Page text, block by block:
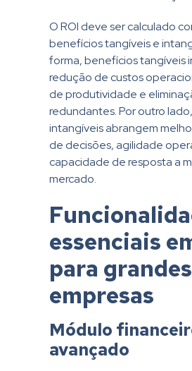
O ROI deve ser calculado
benefícios tangíveis e
forma, benefícios tangíveis
redução de custos
de produtividade e
redundantes. Por outro
intangíveis abrangem
de decisões, agilidade
capacidade de resposta a
mercado.
essenciais
para grandes
empresas
Módulo
avançado